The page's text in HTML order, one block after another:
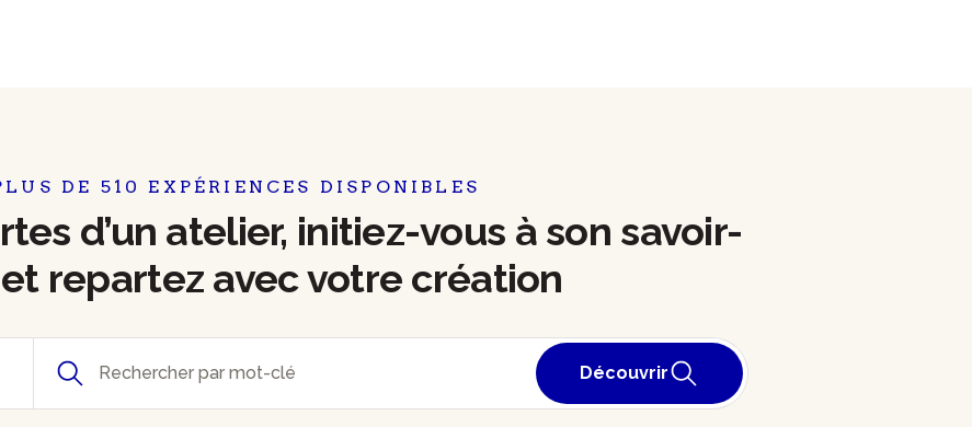
DE 510 EXPÉRIENCES DISPONIBLES
d’un atelier, initiez-vous à son savoir-
repartez avec votre création
Découvrir